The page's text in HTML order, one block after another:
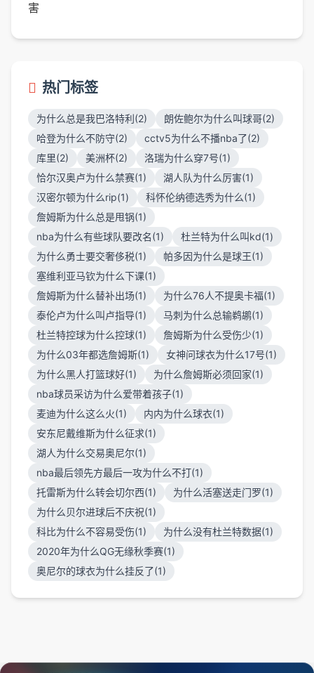
热门标签
为什么总是我巴洛特利(2)
朗佐鲍尔为什么叫球哥(2)
哈登为什么不防守(2)
cctv5为什么不播nba了(2)
库里(2)
美洲杯(2)
洛瑞为什么穿7号(1)
恰尔汉奥卢为什么禁赛(1)
湖人队为什么厉害(1)
汉密尔顿为什么rip(1)
科怀伦纳德选秀为什么(1)
詹姆斯为什么总是甩锅(1)
nba为什么有些球队要改名(1)
杜兰特为什么叫kd(1)
为什么勇士要交奢侈税(1)
帕多因为什么是球王(1)
塞维利亚马钦为什么下课(1)
詹姆斯为什么替补出场(1)
为什么76人不提奥卡福(1)
泰伦卢为什么叫卢指导(1)
马刺为什么总输鹈鹕(1)
杜兰特控球为什么控球(1)
詹姆斯为什么受伤少(1)
为什么03年都选詹姆斯(1)
女神问球衣为什么17号(1)
为什么黑人打篮球好(1)
为什么詹姆斯必须回家(1)
nba球员采访为什么爱带着孩子(1)
麦迪为什么这么火(1)
内内为什么球衣(1)
安东尼戴维斯为什么征求(1)
湖人为什么交易奥尼尔(1)
nba最后领先方最后一攻为什么不打(1)
托雷斯为什么转会切尔西(1)
为什么活塞送走门罗(1)
为什么贝尔进球后不庆祝(1)
科比为什么不容易受伤(1)
为什么没有杜兰特数据(1)
2020年为什么QG无缘秋季赛(1)
奥尼尔的球衣为什么挂反了(1)